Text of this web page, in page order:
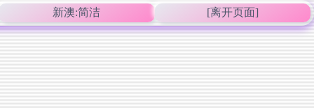
新澳:简洁 [离开页面]